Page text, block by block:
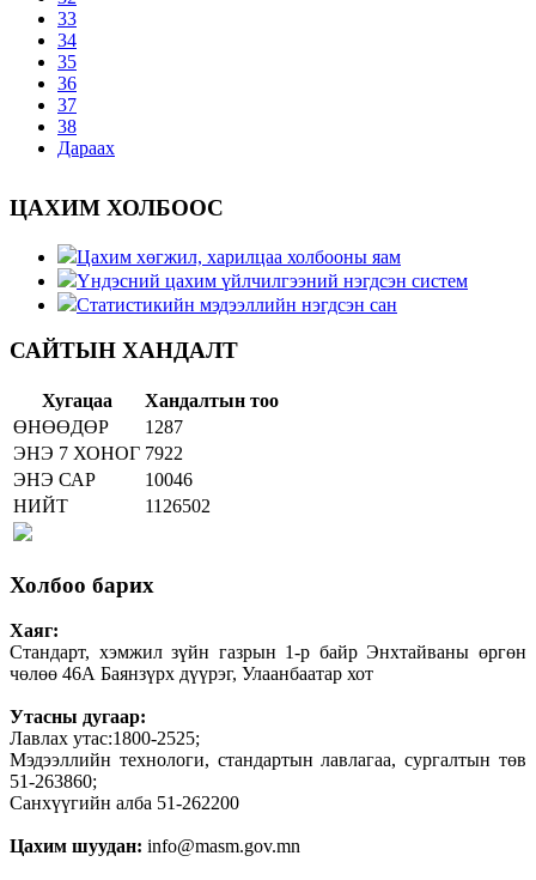
33
34
35
36
37
38
Дараах
ЦАХИМ ХОЛБООС
Цахим хөгжил, харилцаа холбооны яам
Үндэсний цахим үйлчилгээний нэгдсэн систем
Статистикийн мэдээллийн нэгдсэн сан
САЙТЫН ХАНДАЛТ
Хугацаа
Хандалтын тоо
ӨНӨӨДӨР
1287
ЭНЭ 7 ХОНОГ 7922
ЭНЭ САР
10046
НИЙТ
1126502
Холбоо барих
Хаяг:
Стандарт, хэмжил зүйн газрын 1-р байр Энхтайваны өргөн
чөлөө 46А Баянзүрх дүүрэг, Улаанбаатар хот
Утасны дугаар:
Лавлах утас:1800-2525;
Мэдээллийн технологи, стандартын лавлагаа, сургалтын төв
51-263860;
Санхүүгийн алба 51-262200
Цахим шуудан: info@masm.gov.mn